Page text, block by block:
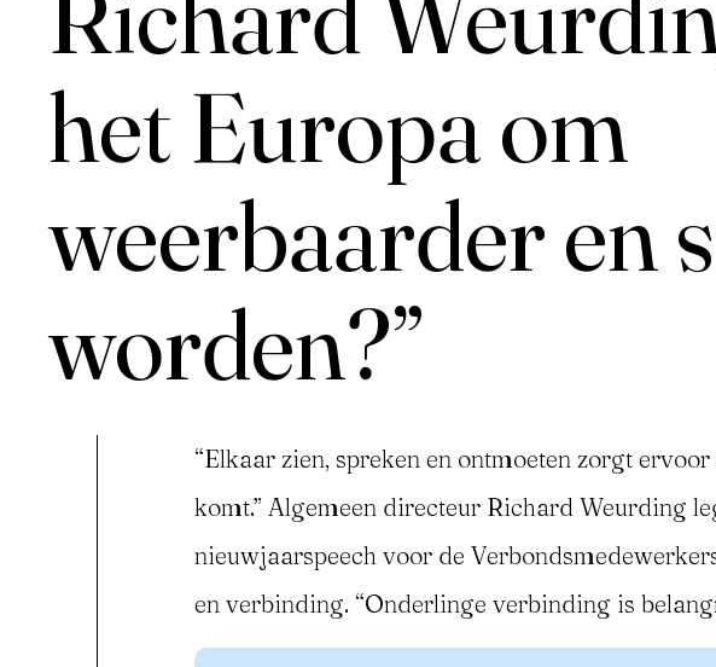
het Europa om
weerbaarder en
worden?”
“Elkaar zien, spreken en ontmoeten zorgt
komt.” Algemeen directeur Richard Weurding
nieuwjaarspeech voor de
en verbinding. “Onderlinge verbinding is